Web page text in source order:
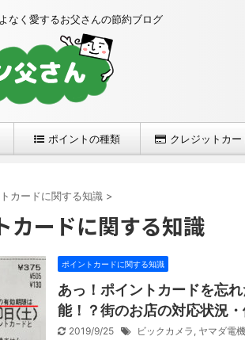
なく愛するお父さんの節約ブログ
ポイントの種類 クレジットカー
カードに関する知識 >
カードに関する知識
ポイントカードに関する知識
あっ！ポイントカードを忘
能！？街のお店の対応状況
2019/9/25 ビックカメラ , ヤマダ電機